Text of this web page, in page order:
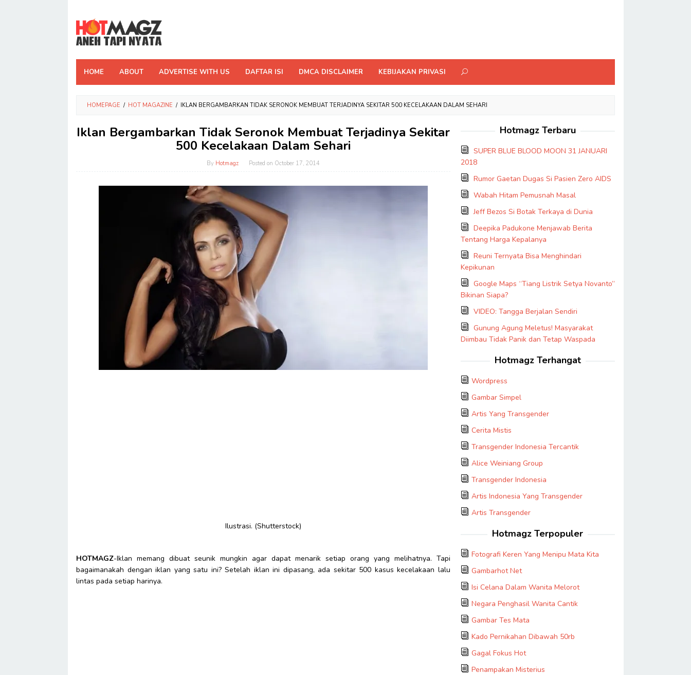
content
HOME ABOUT ADVERTISE WITH US DAFTAR ISI DMCA DISCLAIMER KEBIJAKAN PRIVASI
HOMEPAGE / HOT MAGAZINE / IKLAN BERGAMBARKAN TIDAK SERONOK MEMBUAT TERJADINYA SEKITAR 500 KECELAKAAN DALAM SEHARI
Iklan Bergambarkan Tidak Seronok Membuat Terjadinya Sekitar
500 Kecelakaan Dalam Sehari
By Hotmagz Posted on October 17, 2014
Ilustrasi. (Shutterstock)
HOTMAGZ-Iklan memang dibuat seunik mungkin agar dapat menarik setiap orang yang melihatnya. Tapi
bagaimanakah dengan iklan yang satu ini? Setelah iklan ini dipasang, ada sekitar 500 kasus kecelakaan lalu
lintas pada setiap harinya.
Hotmagz Terbaru
SUPER BLUE BLOOD MOON 31 JANUARI
2018
Rumor Gaetan Dugas Si Pasien Zero AIDS
Wabah Hitam Pemusnah Masal
Jeff Bezos Si Botak Terkaya di Dunia
Deepika Padukone Menjawab Berita
Tentang Harga Kepalanya
Reuni Ternyata Bisa Menghindari
Kepikunan
Google Maps “Tiang Listrik Setya Novanto”
Bikinan Siapa?
VIDEO: Tangga Berjalan Sendiri
Gunung Agung Meletus! Masyarakat
Diimbau Tidak Panik dan Tetap Waspada
Hotmagz Terhangat
Wordpress
Gambar Simpel
Artis Yang Transgender
Cerita Mistis
Transgender Indonesia Tercantik
Alice Weiniang Group
Transgender Indonesia
Artis Indonesia Yang Transgender
Artis Transgender
Hotmagz Terpopuler
Fotografi Keren Yang Menipu Mata Kita
Gambarhot Net
Isi Celana Dalam Wanita Melorot
Negara Penghasil Wanita Cantik
Gambar Tes Mata
Kado Pernikahan Dibawah 50rb
Gagal Fokus Hot
Penampakan Misterius